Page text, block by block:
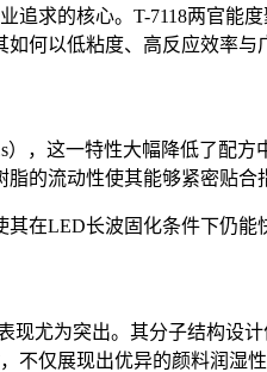
追求的核心。 T-7118两官能
何以低粘度、高反应效率与
），这一特性大幅降低了配方
的流动性使其能够紧密贴
其在LED长波固化条件下仍能
现尤为突出。其分子结构设
不仅展现出优异的颜料润湿